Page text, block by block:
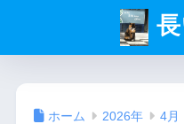
長
ホーム 2026年 4月